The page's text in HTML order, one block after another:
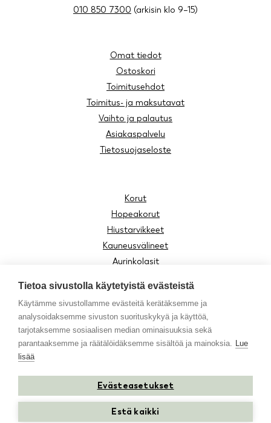
010 850 7300 (arkisin klo 9–15)
Omat tiedot
Ostoskori
Toimitusehdot
Toimitus- ja maksutavat
Vaihto ja palautus
Asiakaspalvelu
Tietosuojaseloste
Korut
Hopeakorut
Hiustarvikkeet
Kauneusvälineet
Aurinkolasit
Lasten tuotteet
Asusteet
Moomin by Cailap
Vinkit
InstagramFacebookYoutube
Tietoa sivustolla käytetyistä evästeistä
Käytämme sivustollamme evästeitä kerätäksemme ja
analysoidaksemme sivuston suorituskykyä ja käyttöä,
tarjotaksemme sosiaalisen median ominaisuuksia sekä
parantaaksemme ja räätälöidäksemme sisältöä ja mainoksia. Lue
lisää
Evästeasetukset
Estä kaikki